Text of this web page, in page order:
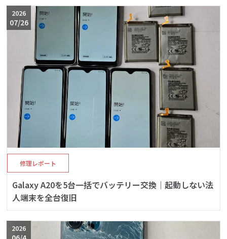
修理レポート
Galaxy A20を5台一括でバッテリー交換｜起動しない法
人端末を全台復旧
2026
07/26
2026